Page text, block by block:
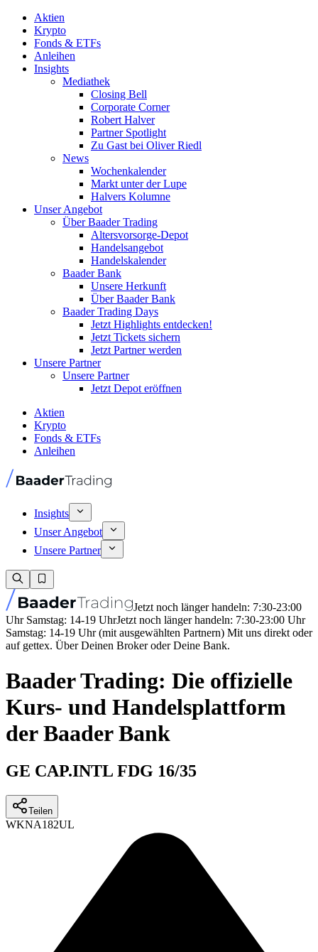
Aktien
Krypto
Fonds & ETFs
Anleihen
Insights
Mediathek
Closing Bell
Corporate Corner
Robert Halver
Partner Spotlight
Zu Gast bei Oliver Riedl
News
Wochenkalender
Markt unter der Lupe
Halvers Kolumne
Unser Angebot
Über Baader Trading
Altersvorsorge-Depot
Handelsangebot
Handelskalender
Baader Bank
Unsere Herkunft
Über Baader Bank
Baader Trading Days
Jetzt Highlights entdecken!
Jetzt Tickets sichern
Jetzt Partner werden
Unsere Partner
Unsere Partner
Jetzt Depot eröffnen
Aktien
Krypto
Fonds & ETFs
Anleihen
Insights
Unser Angebot
Unsere Partner
Jetzt noch länger handeln: 7:30-23:00
Uhr Samstag: 14-19 UhrJetzt noch länger handeln: 7:30-23:00 Uhr
Samstag: 14-19 Uhr (mit ausgewählten Partnern) Mit uns direkt oder
auf gettex. Über Deinen Broker oder Deine Bank.
Baader Trading: Die offizielle
Kurs- und Handelsplattform
der Baader Bank
GE CAP.INTL FDG 16/35
Teilen
WKNA182UL